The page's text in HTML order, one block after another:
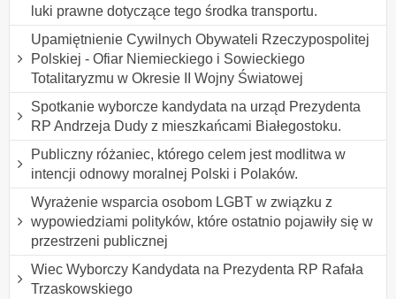
luki prawne dotyczące tego środka transportu.
Upamiętnienie Cywilnych Obywateli Rzeczypospolitej
Polskiej - Ofiar Niemieckiego i Sowieckiego
Totalitaryzmu w Okresie II Wojny Światowej
Spotkanie wyborcze kandydata na urząd Prezydenta
RP Andrzeja Dudy z mieszkańcami Białegostoku.
Publiczny różaniec, którego celem jest modlitwa w
intencji odnowy moralnej Polski i Polaków.
Wyrażenie wsparcia osobom LGBT w związku z
wypowiedziami polityków, które ostatnio pojawiły się w
przestrzeni publicznej
Wiec Wyborczy Kandydata na Prezydenta RP Rafała
Trzaskowskiego